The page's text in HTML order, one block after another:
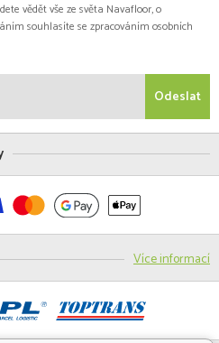
vědět vše ze světa Navafloor, o
souhlasíte se zpracováním osobních
Odeslat
Více informací